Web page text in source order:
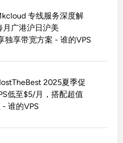
专线服务深度解
广港沪日沪美
独享带宽方案 - 谁的VPS
2025夏季促
低至$5/月，搭配超值
- 谁的VPS